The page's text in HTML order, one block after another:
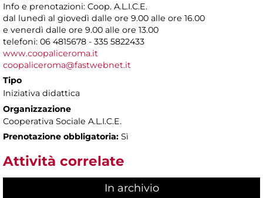
Info e prenotazioni: Coop. A.L.I.C.E.
dal lunedì al giovedì dalle ore 9.00 alle ore 16.00
e venerdì dalle ore 9.00 alle ore 13.00
telefoni: 06 4815678 - 335 5822433
www.coopaliceroma.it
coopaliceroma@fastwebnet.it
Tipo
Iniziativa didattica
Organizzazione
Cooperativa Sociale A.L.I.C.E.
Prenotazione obbligatoria: Sì
Attività correlate
In archivio